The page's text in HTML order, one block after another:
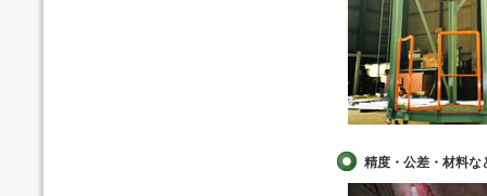
精度・公差・材料な